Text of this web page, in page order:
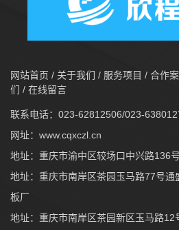
网站首页 / 关于我们 / 服务项目 / 合作
们 / 在线留言
联系电话：023-62812506/023-
网址： www.cqxczl.cn
地址：重庆市渝中区较场口中兴路136
地址：重庆市南岸区茶园玉马路77号
板厂
地址：重庆市南岸区茶园新区玉马路12